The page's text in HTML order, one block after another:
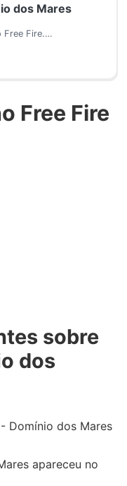
dos Mares
Free Fire.…
Free Fire
sobre
dos
Domínio dos Mares
apareceu no